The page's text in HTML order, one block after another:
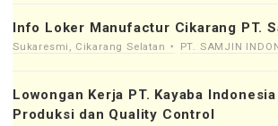
Info Loker Manufactur Cikarang PT.
Sukaresmi, Cikarang Selatan PT. SAMJIN
Lowongan Kerja PT. Kayaba
Produksi dan Quality Control